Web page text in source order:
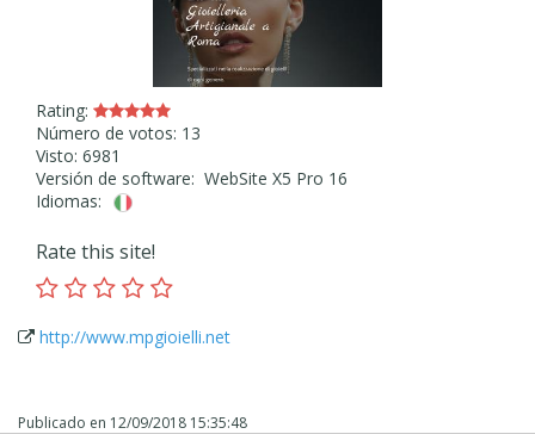
Rating:
Número de votos: 13
Visto: 6981
Versión de software: WebSite X5 Pro 16
Idiomas:
Rate this site!
http://www.mpgioielli.net
Publicado en 12/09/2018 15:35:48